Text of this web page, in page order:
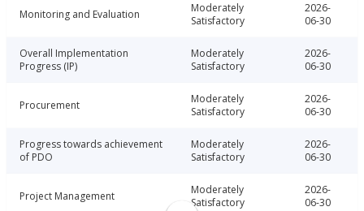
Monitoring and Evaluation
Moderately
Satisfactory
2026-
06-30
Overall Implementation
Progress (IP)
Moderately
Satisfactory
2026-
06-30
Procurement
Moderately
Satisfactory
2026-
06-30
Progress towards achievement
of PDO
Moderately
Satisfactory
2026-
06-30
Project Management
Moderately
Satisfactory
2026-
06-30